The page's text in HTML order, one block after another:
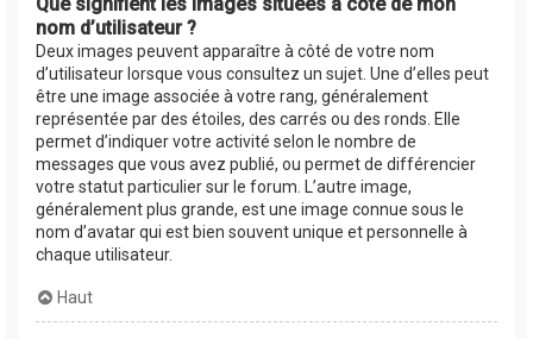
nom d’utilisateur ?
Deux images peuvent apparaître à côté de votre nom
d’utilisateur lorsque vous consultez un sujet. Une d’elles peut
être une image associée à votre rang, généralement
représentée par des étoiles, des carrés ou des ronds. Elle
permet d’indiquer votre activité selon le nombre de
messages que vous avez publié, ou permet de différencier
votre statut particulier sur le forum. L’autre image,
généralement plus grande, est une image connue sous le
nom d’avatar qui est bien souvent unique et personnelle à
chaque utilisateur.
Haut